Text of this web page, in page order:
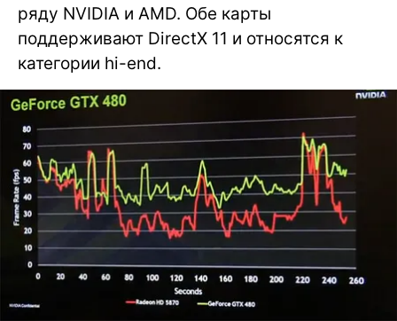
ряду NVIDIA и AMD. Обе карты
поддерживают DirectX 11 и относятся к
категории hi-end.